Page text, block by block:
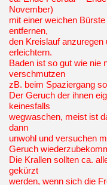
November)
mit einer weichen
entfernen,
den Kreislauf
erleichtern.
Baden ist so gut wie nie
verschmutzen
zB. beim Spaziergang
Der Geruch der ihnen
keinesfalls
wegwaschen, meist ist
dann
unwohl und versuchen
Geruch
Die Krallen sollten ca.
gekürzt
werden, wenn sich die